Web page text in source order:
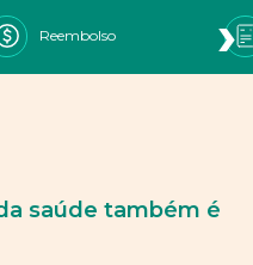
Reembolso ›
saúde também é